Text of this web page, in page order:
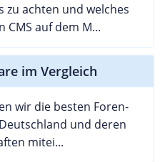
zu achten und welches
CMS auf dem M...
im Vergleich
wir die besten Foren-
und deren
mitei...